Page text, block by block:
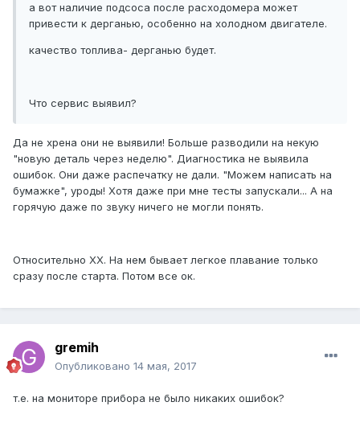
а вот наличие подсоса после расходомера может
привести к дерганью, особенно на холодном двигателе.
качество топлива- дерганью будет.
Что сервис выявил?
Да не хрена они не выявили! Больше разводили на некую
"новую деталь через неделю". Диагностика не выявила
ошибок. Они даже распечатку не дали. "Можем написать на
бумажке", уроды! Хотя даже при мне тесты запускали... А на
горячую даже по звуку ничего не могли понять.
Относительно ХХ. На нем бывает легкое плавание только
сразу после старта. Потом все ок.
gremih
Опубликовано 14 мая, 2017
т.е. на мониторе прибора не было никаких ошибок?